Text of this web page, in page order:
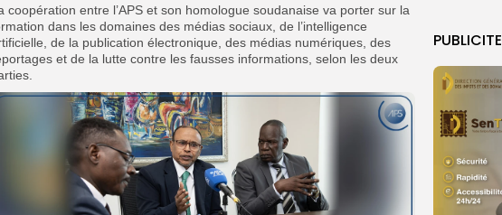
PUBLICITE
coopération entre l’APS et son homologue soudanaise va porter sur la
dans les domaines des médias sociaux, de l’intelligence
de la publication électronique, des médias numériques, des
et de la lutte contre les fausses informations, selon les deux